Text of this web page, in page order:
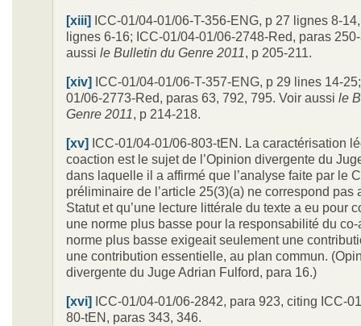
[xiii] ICC-01/04-01/06-T-356-ENG, p 27 lignes 8-
lignes 6-16; ICC-01/04-01/06-2748-Red, paras
aussi le Bulletin du Genre 2011, p 205-211.
[xiv] ICC-01/04-01/06-T-357-ENG, p 29 lines 14-
01/06-2773-Red, paras 63, 792, 795. Voir aussi le
Genre 2011, p 214-218.
[xv] ICC-01/04-01/06-803-tEN. La caractérisation
coaction est le sujet de l’Opinion divergente du
dans laquelle il a affirmé que l’analyse faite par le
préliminaire de l’article 25(3)(a) ne correspond pas
Statut et qu’une lecture littérale du texte a eu pour
une norme plus basse pour la responsabilité du co-
norme plus basse exigeait seulement une
une contribution essentielle, au plan commun.
divergente du Juge Adrian Fulford, para 16.)
[xvi] ICC-01/04-01/06-2842, para 923, citing ICC-
80-tEN, paras 343, 346.